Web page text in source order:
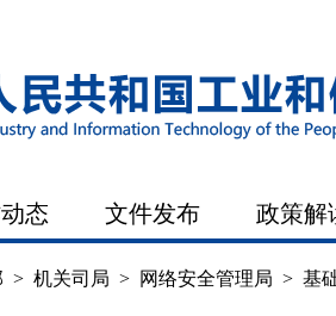
态 文件发布 政策解
> 机关司局 > 网络安全管理局 > 基